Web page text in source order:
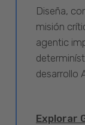
Diseña,
misión
agentic
desarrollo
Explorar